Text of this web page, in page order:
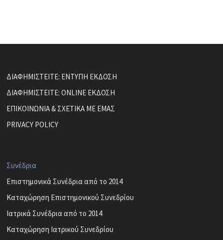
ΔΙΑΦΗΜΙΣΤΕΙΤΕ: ΕΝΤΥΠΗ ΕΚΔΟΣΗ
ΔΙΑΦΗΜΙΣΤΕΙΤΕ: ONLINE ΕΚΔΟΣΗ
ΕΠΙΚΟΙΝΩΝΙΑ & ΣΧΕΤΙΚΑ ΜΕ ΕΜΑΣ
PRIVACY POLICY
Συνέδρια
Επιστημονικά Συνέδρια από το 2014
Καταχώρηση Επιστημονικού Συνεδρίου
Ιατρικά Συνέδρια από το 2014
Καταχώρηση Ιατρικού Συνεδρίου